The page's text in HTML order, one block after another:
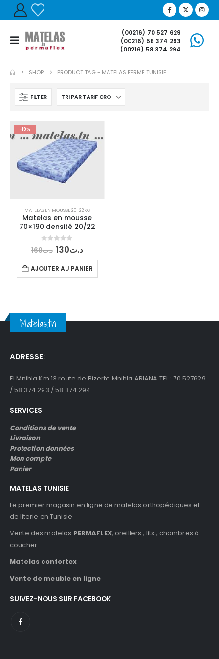
(00216) 70 527 629
(00216) 58 374 293
(00216) 58 374 294
SHOP PRODUCT TAG - MATELAS FERME TUNISIE
FILTER
-19%
MATELAS EN MOUSSE 20-22KG
Matelas en mousse
70×190 densité 20/22
0 out of 5د.ت160 Le
prix
initial
était :
د.ت160.
د.ت130 Le
prix
actuel
est :
AJOUTER AU PANIER
Matelas.tn
ADRESSE:
El Mnihla Km 13 route de Bizerte Mnihla ARIANA TEL : 70 527629
/ 58 374 293 / 58 374 294
SERVICES
Conditions de vente
Livraison
Protection données
Mon compte
Panier
MATELAS TUNISIE
Le premier magasin en ligne de matelas orthopédiques et
de literie en Tunisie
Vente des matelas PERMAFLEX, oreillers , lits , chambres à
coucher …
Matelas confortex
Vente de meuble en ligne
SUIVEZ-NOUS SUR FACEBOOK